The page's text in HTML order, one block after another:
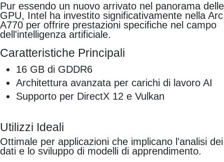
Pur essendo un nuovo arrivato nel panorama delle
GPU, Intel ha investito significativamente nella Arc
A770 per offrire prestazioni specifiche nel campo
dell'intelligenza artificiale.
Caratteristiche Principali
16 GB di GDDR6
Architettura avanzata per carichi di lavoro AI
Supporto per DirectX 12 e Vulkan
Utilizzi Ideali
Ottimale per applicazioni che implicano l'analisi dei
dati e lo sviluppo di modelli di apprendimento.